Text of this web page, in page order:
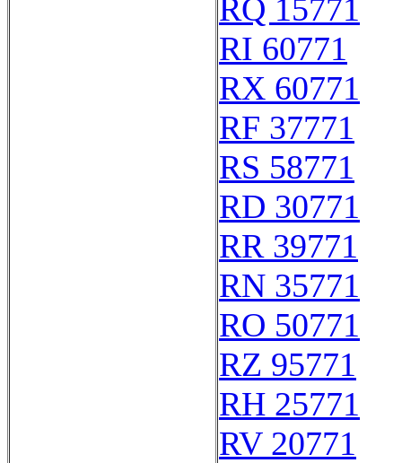
RQ 15771
RI 60771
RX 60771
RF 37771
RS 58771
RD 30771
RR 39771
RN 35771
RO 50771
RZ 95771
RH 25771
RV 20771